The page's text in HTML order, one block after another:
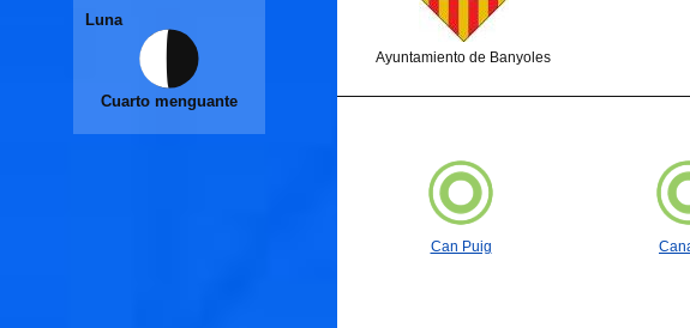
Ayuntamiento de Banyoles
Can Puig
Luna
Cuarto menguante